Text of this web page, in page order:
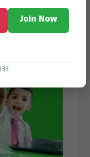
Join Now